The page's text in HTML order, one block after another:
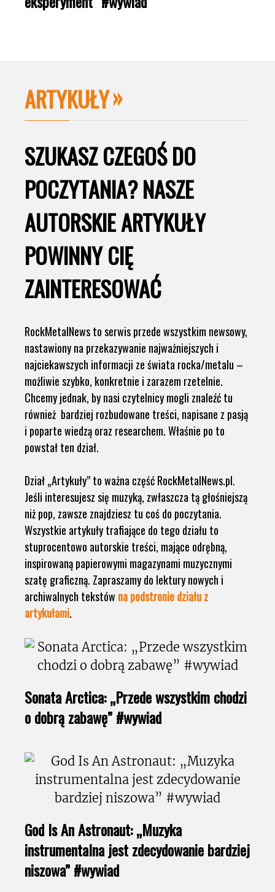
ARTYKUŁY
SZUKASZ CZEGOŚ DO
POCZYTANIA? NASZE
AUTORSKIE ARTYKUŁY
POWINNY CIĘ
ZAINTERESOWAĆ
RockMetalNews to serwis przede wszystkim newsowy,
nastawiony na przekazywanie najważniejszych i
najciekawszych informacji ze świata rocka/metalu –
możliwie szybko, konkretnie i zarazem rzetelnie.
Chcemy jednak, by nasi czytelnicy mogli znaleźć tu
również bardziej rozbudowane treści, napisane z pasją
i poparte wiedzą oraz researchem. Właśnie po to
powstał ten dział.
Dział „Artykuły” to ważna część RockMetalNews.pl.
Jeśli interesujesz się muzyką, zwłaszcza tą głośniejszą
niż pop, zawsze znajdziesz tu coś do poczytania.
Wszystkie artykuły trafiające do tego działu to
stuprocentowo autorskie treści, mające odrębną,
inspirowaną papierowymi magazynami muzycznymi
szatę graficzną. Zapraszamy do lektury nowych i
archiwalnych tekstów na podstronie działu z
artykułami.
Sonata Arctica: „Przede wszystkim chodzi
o dobrą zabawę” #wywiad
God Is An Astronaut: „Muzyka
instrumentalna jest zdecydowanie bardziej
niszowa” #wywiad